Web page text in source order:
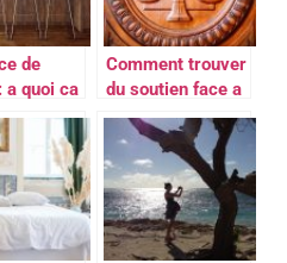
de
a quoi ca
Comment trouver
du soutien face a
la justice?